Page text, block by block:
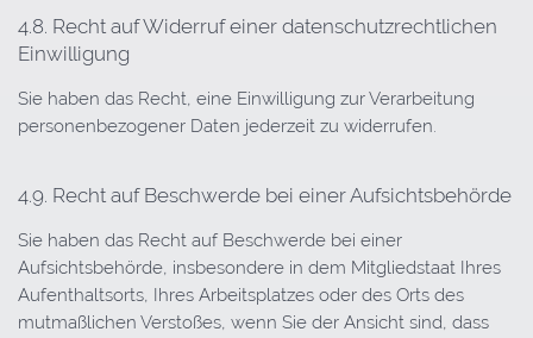
4.8. Recht auf Widerruf einer datenschutzrechtlichen
Einwilligung
Sie haben das Recht, eine Einwilligung zur Verarbeitung
personenbezogener Daten jederzeit zu widerrufen.
4.9. Recht auf Beschwerde bei einer Aufsichtsbehörde
Sie haben das Recht auf Beschwerde bei einer
Aufsichtsbehörde, insbesondere in dem Mitgliedstaat Ihres
Aufenthaltsorts, Ihres Arbeitsplatzes oder des Orts des
mutmaßlichen Verstoßes, wenn Sie der Ansicht sind, dass